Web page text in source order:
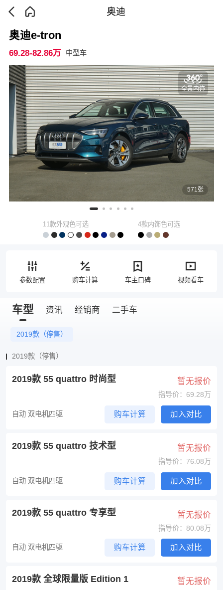
奥迪
全景内饰
571张
奥迪e-tron
69.28-82.86万 中型车
11款外观色可选 4款内饰色可选
参数配置 购车计算 车主口碑 视频看车
车型 资讯 经销商 二手车
2019款（停售）
2019款（停售）
2019款 55 quattro 时尚型 暂无报价
指导价：69.28万
自动 双电机四驱 购车计算 加入对比
2019款 55 quattro 技术型 暂无报价
指导价：76.08万
自动 双电机四驱 购车计算 加入对比
2019款 55 quattro 专享型 暂无报价
指导价：80.08万
自动 双电机四驱 购车计算 加入对比
2019款 全球限量版 Edition 1 暂无报价